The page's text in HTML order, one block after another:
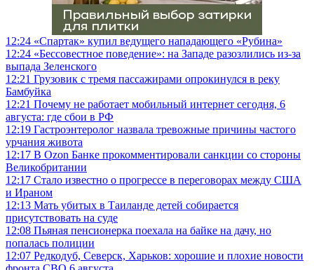
12:24 «Спартак» купил ведущего нападающего «Рубина»
12:24 «Бессовестное поведение»: на Западе разозлились из-за
выпада Зеленского
12:21 Грузовик с тремя пассажирами опрокинулся в реку
Бамбуйка
12:21 Почему не работает мобильный интернет сегодня, 6
августа: где сбои в РФ
12:19 Гастроэнтеролог назвала тревожные причины частого
урчания живота
12:17 В Ozon Банке прокомментировали санкции со стороны
Великобритании
12:17 Стало известно о прогрессе в переговорах между США
и Ираном
12:13 Мать убитых в Таиланде детей собирается
присутствовать на суде
12:08 Пьяная пенсионерка поехала на байке на дачу, но
попалась полиции
12:07 Редкодуб, Северск, Харьков: хорошие и плохие новости